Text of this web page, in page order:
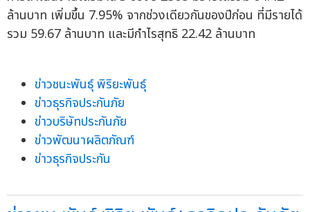
ล้านบาท เพิ่มขึ้น 7.95% จากช่วงเดียวกันของปีก่อน ที่มีรายได้
รวม 59.67 ล้านบาท และมีกำไรสุทธิ 22.42 ล้านบาท
ข่าวชนะพันธุ์ พิริยะพันธุ์
ข่าวธุรกิจประกันภัย
ข่าวบริษัทประกันภัย
ข่าวพัฒนาผลิตภัณฑ์
ข่าวธุรกิจประกัน